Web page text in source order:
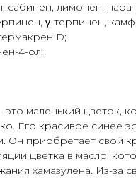
сабинен, лимонен,
γ-терпинен,
D;
4-ол;
это маленький цветок,
Его красивое синее
Он приобретает свой
цветка в масло,
хамазулена. Из-за